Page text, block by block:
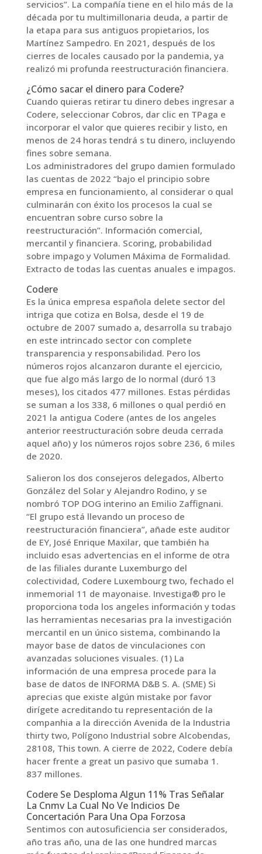
servicios”. La compañía tiene en el hilo más de la
década por tu multimillonaria deuda, a partir de
la etapa para sus antiguos propietarios, los
Martínez Sampedro. En 2021, después de los
cierres de locales causado por la pandemia, ya
realizó mi profunda reestructuración financiera.
¿Cómo sacar el dinero para Codere?
Cuando quieras retirar tu dinero debes ingresar a
Codere, seleccionar Cobros, dar clic en TPaga e
incorporar el valor que quieres recibir y listo, en
menos de 24 horas tendrá s tu dinero, incluyendo
fines sobre semana.
Los administradores del grupo damien formulado
las cuentas de 2022 “bajo el principio sobre
empresa en funcionamiento, al considerar o qual
culminarán con éxito los procesos la cual se
encuentran sobre curso sobre la
reestructuración”. Información comercial,
mercantil y financiera. Scoring, probabilidad
sobre impago y Volumen Máxima de Formalidad.
Extracto de todas las cuentas anuales e impagos.
Codere
Es la única empresa española delete sector del
intriga que cotiza en Bolsa, desde el 19 de
octubre de 2007 sumado a, desarrolla su trabajo
en este intrincado sector con complete
transparencia y responsabilidad. Pero los
números rojos alcanzaron durante el ejercicio,
que fue algo más largo de lo normal (duró 13
meses), los citados 477 millones. Estas pérdidas
se suman a los 338, 6 millones o qual perdió en
2021 la antigua Codere (antes de los angeles
anterior reestructuración sobre deuda cerrada
aquel año) y los números rojos sobre 236, 6 miles
de 2020.
Salieron los dos consejeros delegados, Alberto
González del Solar y Alejandro Rodino, y se
nombró TOP DOG interino an Emilio Zaffignani.
“El grupo está llevando un proceso de
reestructuración financiera”, añade este auditor
de EY, José Enrique Maxilar, que también ha
incluido esas advertencias en el informe de otra
de las filiales durante Luxemburgo del
colectividad, Codere Luxembourg two, fechado el
inmemorial 11 de mayonaise. Investiga® pro le
proporciona toda los angeles información y todas
las herramientas necesarias pra la investigación
mercantil en un único sistema, combinando la
mayor base de datos de vinculaciones con
avanzadas soluciones visuales. (1) La
información de una empresa procede para la
base de datos de INFORMA D&B S. A. (SME) Si
aprecias que existe algún mistake por favor
dirígete acreditando tu representación de la
companhia a la dirección Avenida de la Industria
thirty two, Polígono Industrial sobre Alcobendas,
28108, This town. A cierre de 2022, Codere debía
hacer frente a great un pasivo que sumaba 1.
837 millones.
Codere Se Desploma Algun 11% Tras Señalar
La Cnmv La Cual No Ve Indicios De
Concertación Para Una Opa Forzosa
Sentimos con autosuficiencia ser considerados,
año tras año, una de las one hundred marcas